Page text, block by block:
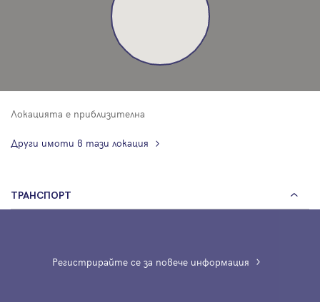
Локацията е приблизителна
Други имоти в тази локация
ТРАНСПОРТ
Регистрирайте се за повече информация